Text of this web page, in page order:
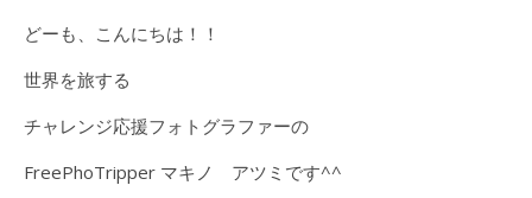
どーも、こんにちは！！
世界を旅する
チャレンジ応援フォトグラファーの
FreePhoTripper マキノ アツミです^^